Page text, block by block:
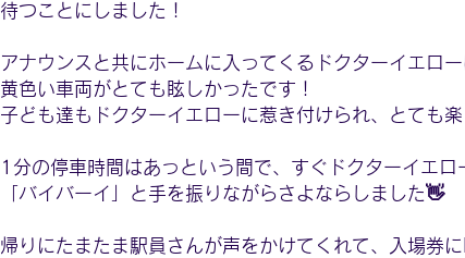
待つことにしました！
アナウンスと共にホームに入ってくるドクターイエロー
黄色い車両がとても眩しかったです！
子ども達もドクターイエローに惹き付けられ、とても
1分の停車時間はあっという間で、すぐドクターイエロ
「バイバーイ」と手を振りながらさよならしました👋
帰りにたまたま駅員さんが声をかけてくれて、入場券